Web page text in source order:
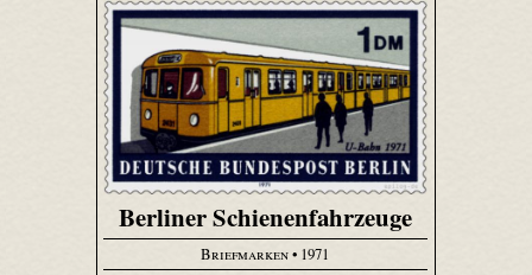
Berliner Schienenfahrzeuge
Briefmarken• 1971